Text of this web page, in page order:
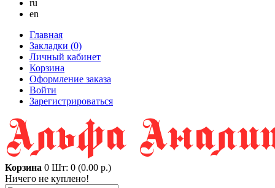
ru
en
Главная
Закладки (0)
Личный кабинет
Корзина
Оформление заказа
Войти
Зарегистрироваться
Корзина 0 Шт: 0 (0.00 р.)
Ничего не куплено!